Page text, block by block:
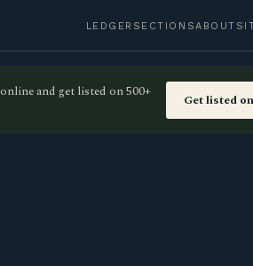
LEDGER SECTIONSABOUT
and get listed on 500+
Get listed